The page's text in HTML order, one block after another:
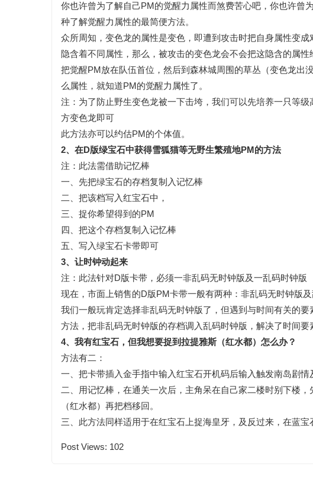
你也许曾为了解自己PM的觉醒力属性而煞费苦心吧，你也许曾
种了解觉醒力属性的最简便方法。
众所周知，变色龙的属性是变色，即遭到攻击时把自身属性变
隐含着不同属性，那么，被攻击的变色龙会不会把这隐含的属
把觉醒PM放在队伍首位，然后到森林城周围的草丛（变色龙出
么属性，就知道PM的觉醒力属性了。
注：为了防止野生变色龙被一下击垮，我们可以先培养一只等
方变色龙即可
此方法亦可以约估PM的个体值。
2、在D版绿宝石中获得雪狐猫等无野生繁殖地PM的方法
注：此法需借助记忆棒
一、先把绿宝石的存档复制入记忆棒
二、把该档写入红宝石中，
三、捉你希望得到的PM
四、把这个存档复制入记忆棒
五、写入绿宝石卡带即可
3、让时钟动起来
注：此法针对D版卡带，必须一非乱码无时钟版及一乱码时钟版
现在，市面上销售的D版PM卡带一般有两种：非乱码无时钟版
我们一般玩肯定选择非乱码无时钟版了，但遇到与时间有关的
方法，把非乱码无时钟版的存档调入乱码时钟版，解决了时间要
4、我有红宝石，但我想要捉到拉提雅斯（红水都）怎么办？
方法有二：
一、把卡带插入金手指中输入红宝石开机码后输入触发南岛剧
二、用记忆棒，在通关一次后，主角呆在自己家二楼时别下楼
（红水都）再把档移回。
三、此方法同样适用于在红宝石上捉海皇牙，及反过来，在蓝宝
Post Views: 102